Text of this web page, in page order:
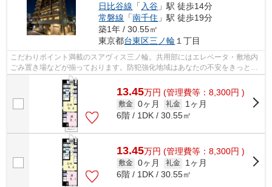
日比谷線 「 入谷 」駅 徒歩14分
常磐線 「南千住 」駅 徒歩19分
築1年 / 30.55㎡
東京都台東区三ノ輪 １丁目
こだわりポイント満載のスアヴィス三ノ輪。共用部にはエレベータ・敷地内
ごみ置き場などが揃っております。防犯強化地域はあなたの不安をきっと取
り除いてくれます。こちらの物件はマ...
13.45万円 (管理費等：8,300円 )
敷金 0ヶ月 礼金
1ヶ月
6階 / 1DK / 30.55㎡
13.45万円 (管理費等：8,300円 )
敷金 0ヶ月 礼金
1ヶ月
6階 / 1DK / 30.55㎡